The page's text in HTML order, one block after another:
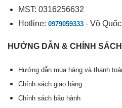
MST: 0316256632
Hotline: 0979059333- Võ
HƯỚNG DẪN & CHÍNH SÁCH
Hướng dẫn mua hàng và thanh
Chính sách giao hàng
Chính sách bảo hành